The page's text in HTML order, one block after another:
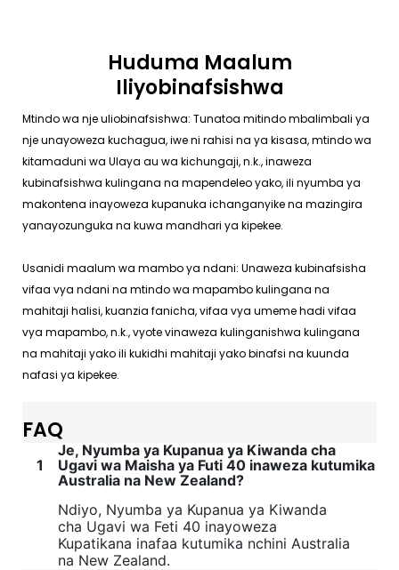
Huduma Maalum
Iliyobinafsishwa
Mtindo wa nje uliobinafsishwa: Tunatoa mitindo mbalimbali ya
nje unayoweza kuchagua, iwe ni rahisi na ya kisasa, mtindo wa
kitamaduni wa Ulaya au wa kichungaji, n.k., inaweza
kubinafsishwa kulingana na mapendeleo yako, ili nyumba ya
makontena inayoweza kupanuka ichanganyike na mazingira
yanayozunguka na kuwa mandhari ya kipekee.
Usanidi maalum wa mambo ya ndani: Unaweza kubinafsisha
vifaa vya ndani na mtindo wa mapambo kulingana na
mahitaji halisi, kuanzia fanicha, vifaa vya umeme hadi vifaa
vya mapambo, n.k., vyote vinaweza kulinganishwa kulingana
na mahitaji yako ili kukidhi mahitaji yako binafsi na kuunda
nafasi ya kipekee.
FAQ
1
Je, Nyumba ya Kupanua ya Kiwanda cha
Ugavi wa Maisha ya Futi 40 inaweza kutumika
Australia na New Zealand?
Ndiyo, Nyumba ya Kupanua ya Kiwanda
cha Ugavi wa Feti 40 inayoweza
Kupatikana inafaa kutumika nchini Australia
na New Zealand.